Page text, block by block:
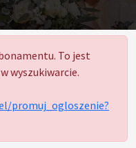
To jest
wyszukiwarcie.
promuj_ogloszenie?